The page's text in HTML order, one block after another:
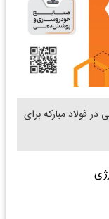
فولاد مبارکه برای